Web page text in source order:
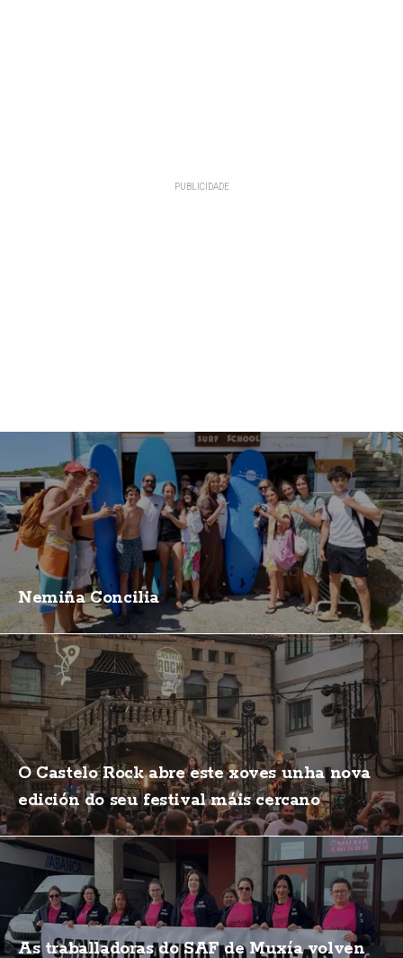
Nemiña Concilia
O Castelo Rock abre este xoves unha nova
edición do seu festival máis cercano
As traballadoras do SAF de Muxía volven